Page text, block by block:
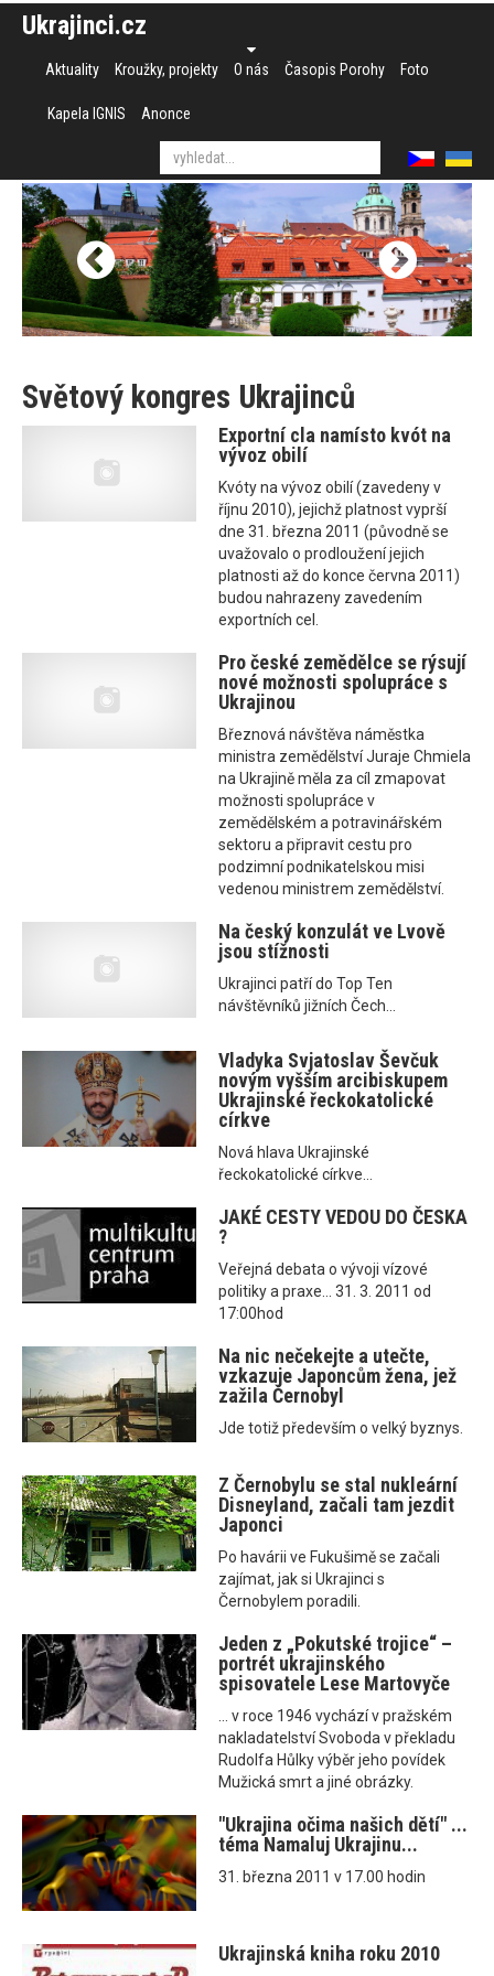
Ukrajinci.cz
Aktuality Kroužky, projekty O nás Časopis Porohy Foto
Kapela IGNIS Anonce
Světový kongres Ukrajinců
Exportní cla namísto kvót na
vývoz obilí
Kvóty na vývoz obilí (zavedeny v
říjnu 2010), jejichž platnost vyprší
dne 31. března 2011 (původně se
uvažovalo o prodloužení jejich
platnosti až do konce června 2011)
budou nahrazeny zavedením
exportních cel.
Pro české zemědělce se rýsují
nové možnosti spolupráce s
Ukrajinou
Březnová návštěva náměstka
ministra zemědělství Juraje Chmiela
na Ukrajině měla za cíl zmapovat
možnosti spolupráce v
zemědělském a potravinářském
sektoru a připravit cestu pro
podzimní podnikatelskou misi
vedenou ministrem zemědělství.
Na český konzulát ve Lvově
jsou stížnosti
Ukrajinci patří do Top Ten
návštěvníků jižních Čech...
Vladyka Svjatoslav Ševčuk
novým vyšším arcibiskupem
Ukrajinské řeckokatolické
církve
Nová hlava Ukrajinské
řeckokatolické církve...
JAKÉ CESTY VEDOU DO ČESKA
?
Veřejná debata o vývoji vízové
politiky a praxe... 31. 3. 2011 od
17:00hod
Na nic nečekejte a utečte,
vzkazuje Japoncům žena, jež
zažila Černobyl
Jde totiž především o velký byznys.
Z Černobylu se stal nukleární
Disneyland, začali tam jezdit
Japonci
Po havárii ve Fukušimě se začali
zajímat, jak si Ukrajinci s
Černobylem poradili.
Jeden z „Pokutské trojice“ –
portrét ukrajinského
spisovatele Lese Martovyče
... v roce 1946 vychází v pražském
nakladatelství Svoboda v překladu
Rudolfa Hůlky výběr jeho povídek
Mužická smrt a jiné obrázky.
"Ukrajina očima našich dětí" ...
téma Namaluj Ukrajinu...
31. března 2011 v 17.00 hodin
Ukrajinská kniha roku 2010